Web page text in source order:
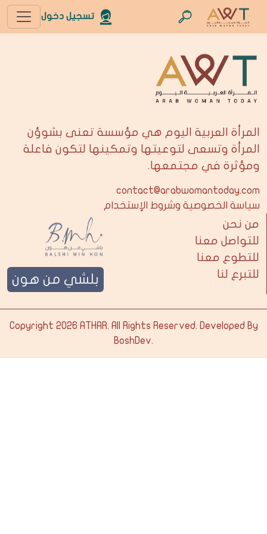
تسجيل دخول
المرأة العربية اليوم هي مؤسسة تعنى بشوؤن
المرأة وتسعى لتوعيتها وتمكينها لتكون فاعلة
ومؤثرة في مجتمعها.
contact@arabwomantoday.com
سياسة الخصوصية وشروط الإستخدام
من نحن
للتواصل معنا
للتطوع معنا
للتبرع لنا
بلشي من هون
Copyright 2026 ATHAR. All Rights Reserved. Developed By
BoshDev.